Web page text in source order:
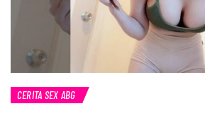
CERITA SEX ABG